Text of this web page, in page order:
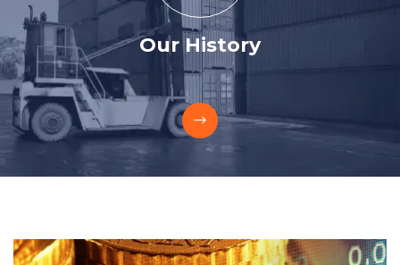
Our History